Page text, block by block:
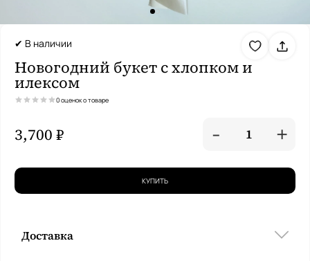
✔ В наличии
Новогодний букет с хлопком и
илексом
0 оценок о товаре
3,700 ₽ - 1 +
КУПИТЬ
Доставка